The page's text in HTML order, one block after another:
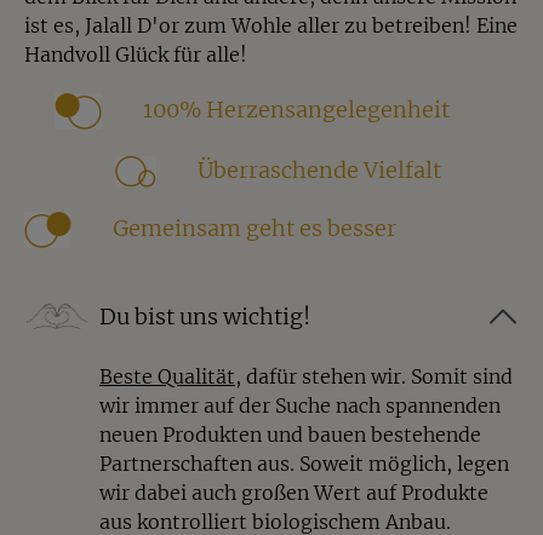
ist es, Jalall D'or zum Wohle aller zu betreiben! Eine
Handvoll Glück für alle!
100% Herzensangelegenheit
Überraschende Vielfalt
Gemeinsam geht es besser
Du bist uns wichtig!
Beste Qualität, dafür stehen wir. Somit sind
wir immer auf der Suche nach spannenden
neuen Produkten und bauen bestehende
Partnerschaften aus. Soweit möglich, legen
wir dabei auch großen Wert auf Produkte
aus kontrolliert biologischem Anbau.